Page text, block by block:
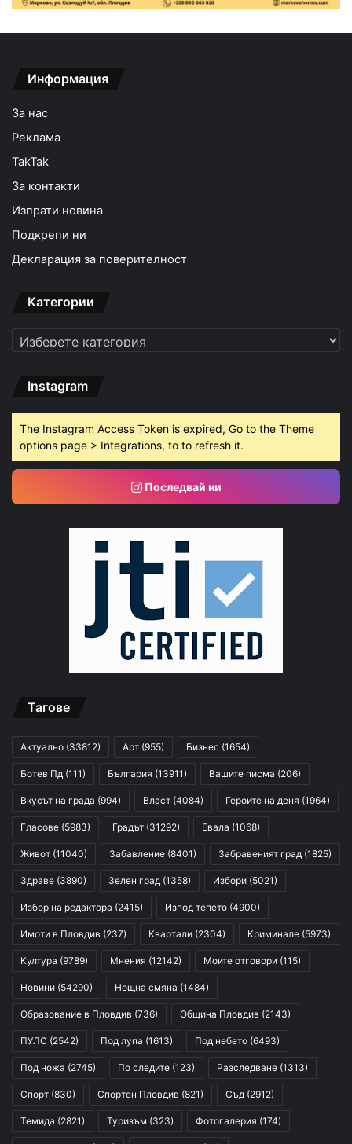
Информация
За нас
Реклама
TakTak
За контакти
Изпрати новина
Подкрепи ни
Декларация за поверителност
Категории
Категории
Instagram
The Instagram Access Token is expired, Go to the Theme
options page > Integrations, to to refresh it.
Последвай ни
Тагове
Актуално (33812) Арт (955) Бизнес (1654)
Ботев Пд (111) България (13911) Вашите писма (206)
Вкусът на града (994) Власт (4084) Героите на деня (1964)
Гласове (5983) Градът (31292) Евала (1068)
Живот (11040) Забавление (8401) Забравеният град (1825)
Здраве (3890) Зелен град (1358) Избори (5021)
Избор на редактора (2415) Изпод тепето (4900)
Имоти в Пловдив (237) Квартали (2304) Криминале (5973)
Култура (9789) Мнения (12142) Моите отговори (115)
Новини (54290) Нощна смяна (1484)
Образование в Пловдив (736) Община Пловдив (2143)
ПУЛС (2542) Под лупа (1613) Под небето (6493)
Под ножа (2745) По следите (123) Разследване (1313)
Спорт (830) Спортен Пловдив (821) Съд (2912)
Темида (2821) Туризъм (323) Фотогалерия (174)